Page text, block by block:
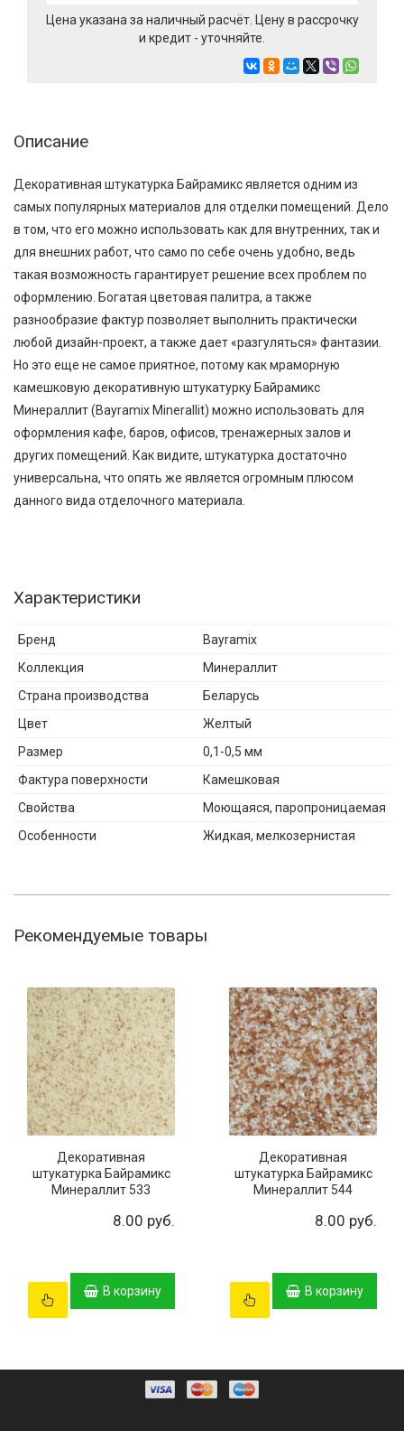
Цена указана за наличный расчёт. Цену в рассрочку
и кредит - уточняйте.
Описание
Декоративная штукатурка Байрамикс является одним из
самых популярных материалов для отделки помещений. Дело
в том, что его можно использовать как для внутренних, так и
для внешних работ, что само по себе очень удобно, ведь
такая возможность гарантирует решение всех проблем по
оформлению. Богатая цветовая палитра, а также
разнообразие фактур позволяет выполнить практически
любой дизайн-проект, а также дает «разгуляться» фантазии.
Но это еще не самое приятное, потому как мраморную
камешковую декоративную штукатурку Байрамикс
Минераллит (Bayramix Minerallit) можно использовать для
оформления кафе, баров, офисов, тренажерных залов и
других помещений. Как видите, штукатурка достаточно
универсальна, что опять же является огромным плюсом
данного вида отделочного материала.
Характеристики
Бренд
Bayramix
Коллекция
Минераллит
Страна производства
Беларусь
Цвет
Желтый
Размер
0,1-0,5 мм
Фактура поверхности
Камешковая
Свойства
Моющаяся, паропроницаемая
Особенности
Жидкая, мелкозернистая
Рекомендуемые товары
Декоративная
штукатурка Байрамикс
Минераллит 533
8.00 руб.
В корзину
Декоративная
штукатурка Байрамикс
Минераллит 544
8.00 руб.
В корзину